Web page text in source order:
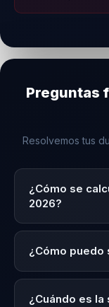
10,391
Nutrición
10,104
Fisioterapia (ME)
Preguntas
Resolvemos tus
¿Cómo se
2026?
¿Cómo puedo
¿Cuándo es